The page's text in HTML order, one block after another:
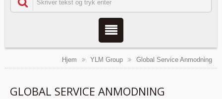
Hjem YLM Group Global Service Anmodning
GLOBAL SERVICE ANMODNING